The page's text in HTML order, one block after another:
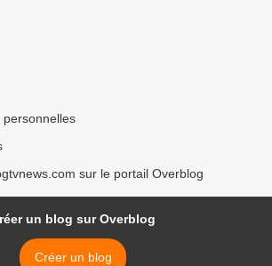
sur le portail Overblog
un blog sur Overblog
Créer un blog